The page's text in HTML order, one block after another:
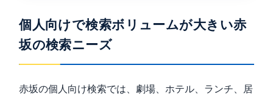
個人向けで検索ボリュームが大きい赤
坂の検索ニーズ
赤坂の個人向け検索では、劇場、ホテル、ランチ、居